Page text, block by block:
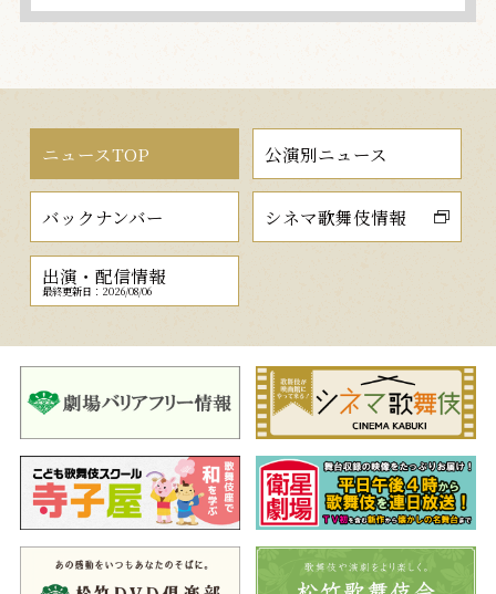
ニュースTOP 公演別ニュース
バックナンバー シネマ歌舞伎情報
出演・配信情報
最終更新日：2026/08/06